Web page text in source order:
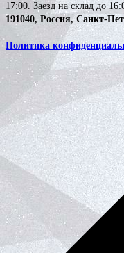
17:00. Заезд на склад до
191040, Россия, Санкт-
Политика